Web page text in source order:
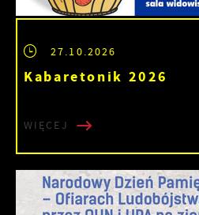
27.10.2026
Kabaretonik 2026
WIĘCEJ